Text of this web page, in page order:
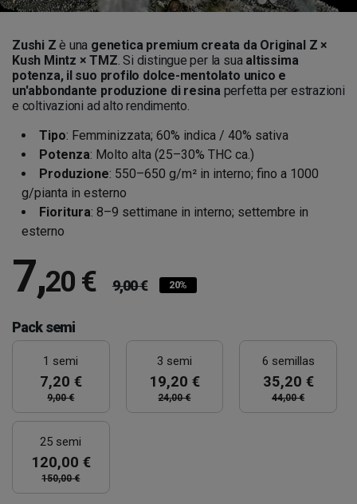
Zushi Z è una genetica premium creata da Original Z ×
Kush Mintz × TMZ. Si distingue per la sua altissima
potenza, il suo profilo dolce-mentolato unico e
un'abbondante produzione di resina perfetta per estrazioni
e coltivazioni ad alto rendimento.
Tipo: Femminizzata; 60% indica / 40% sativa
Potenza: Molto alta (25–30% THC ca.)
Produzione: 550–650 g/m² in interno; fino a 1000
g/pianta in esterno
Fioritura: 8–9 settimane in interno; settembre in
esterno
7,20 € 9,00 € 20%
Pack semi
1 semi
7,20 €
9,00 €
3 semi
19,20 €
24,00 €
6 semillas
35,20 €
44,00 €
25 semi
120,00 €
150,00 €